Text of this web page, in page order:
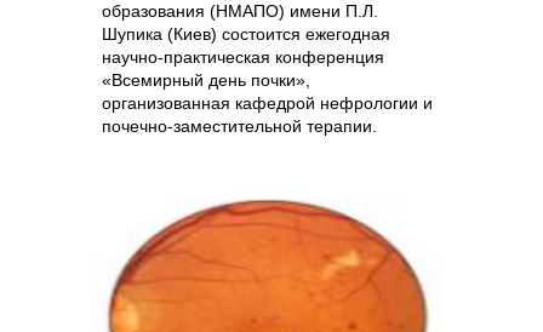
образования (НМАПО) имени П.Л.
Шупика (Киев) состоится ежегодная
научно-практическая конференция
«Всемирный день почки»,
организованная кафедрой нефрологии и
почечно-заместительной терапии.